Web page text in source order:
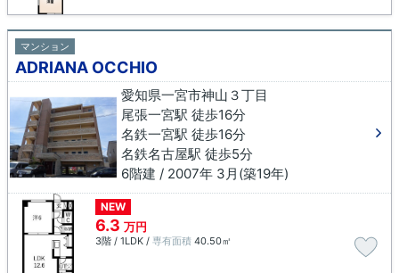
マンション
ADRIANA OCCHIO
愛知県一宮市神山３丁目
尾張一宮駅 徒歩16分
名鉄一宮駅 徒歩16分
名鉄名古屋駅 徒歩5分
6階建 / 2007年 3月(築19年)
NEW
6.3 万円
3階 / 1LDK / 専有面積 40.50㎡